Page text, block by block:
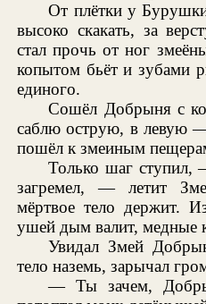
От плётки у
высоко скакать, за
стал прочь от ног
копытом бьёт и зубами
единого.
Сошёл Добрыня с
саблю острую, в левую
пошёл к змеиным
Только шаг ступил,
загремел, — летит
мёртвое тело держит.
ушей дым валит, медные
Увидал Змей
тело наземь, зарычал
— Ты зачем,